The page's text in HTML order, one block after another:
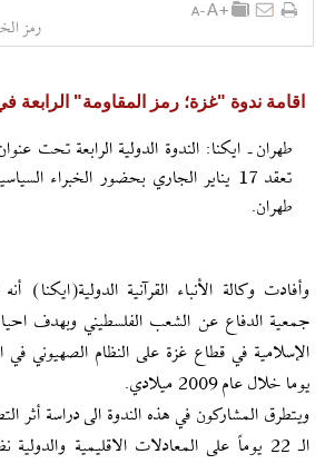
رمز
اقامة ندوة "غزة؛ رمز المقاومة" الرابعة
طهران ـ ايكنا: الندوة الدولية الرابعة تحت
تعقد 17 يناير الجاري بحضور الخبراء
طهران.
وأفادت وكالة الأنباء القرآنية الدولية(ايكنا)
جمعية الدفاع عن الشعب الفلسطيني وبهدف
يوما خلال عام 2009 ميلادي.
ويتطرق المشاركون في هذه الندوة الى دراسة أثر
الـ 22 يوماً على المعادلات الاقليمية